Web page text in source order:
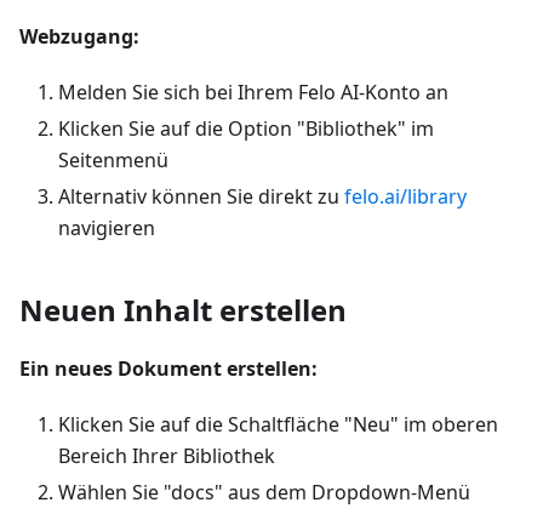
Webzugang:
Melden Sie sich bei Ihrem Felo AI-Konto an
Klicken Sie auf die Option "Bibliothek" im
Seitenmenü
Alternativ können Sie direkt zu felo.ai/library
navigieren
Neuen Inhalt erstellen
Ein neues Dokument erstellen:
Klicken Sie auf die Schaltfläche "Neu" im oberen
Bereich Ihrer Bibliothek
Wählen Sie "docs" aus dem Dropdown-Menü